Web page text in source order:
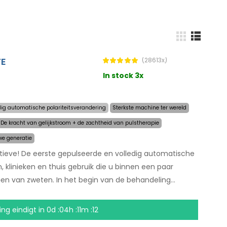
(28613x)
In stock 3x
automatische polariteitsverandering
Sterkste machine ter wereld
De kracht van gelijkstroom + de zachtheid van pulstherapie
generatie
De eerste gepulseerde en volledig automatische
klinieken en thuis gebruik die u binnen een paar
van zweten. In het begin van de behandeling
u overmatig zweet en de computer doet de rest.
kunnen gevoelige lichaamsdelen worden
is. Dankzij de adapter en een grote ingebouwde
eindigt in 0d :04h :11m :12